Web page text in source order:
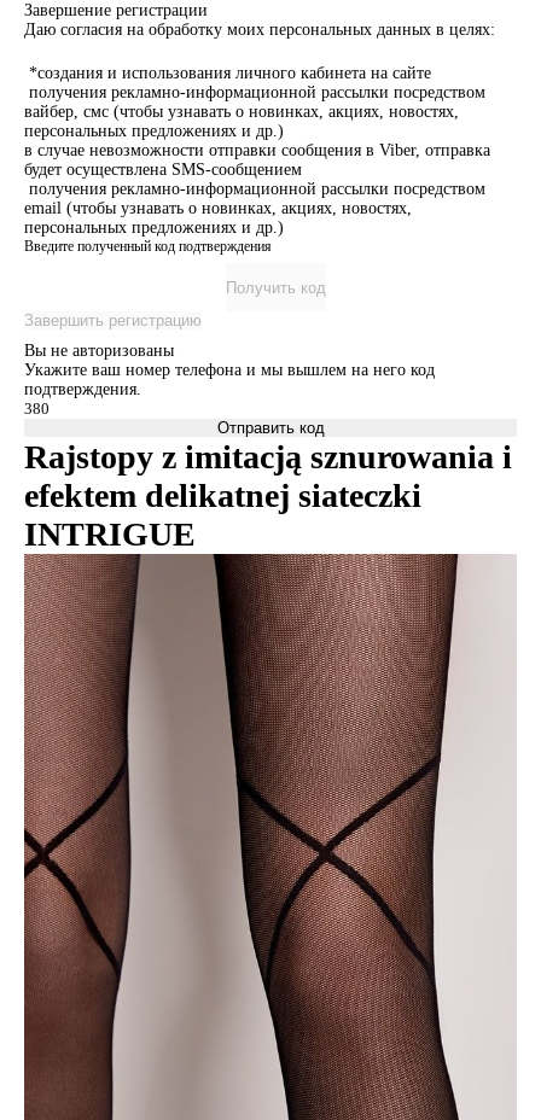
Завершение регистрации
Даю согласия на обработку моих персональных данных в целях:
*создания и использования личного кабинета на сайте
получения рекламно-информационной рассылки посредством
вайбер, смс (чтобы узнавать о новинках, акциях, новостях,
персональных предложениях и др.)
в случае невозможности отправки сообщения в Viber, отправка
будет осуществлена SMS-сообщением
получения рекламно-информационной рассылки посредством
email (чтобы узнавать о новинках, акциях, новостях,
персональных предложениях и др.)
Введите полученный код подтверждения
Получить код
Завершить регистрацию
Вы не авторизованы
Укажите ваш номер телефона и мы вышлем на него код
подтверждения.
Отправить код
Rajstopy z imitacją sznurowania i
efektem delikatnej siateczki
INTRIGUE